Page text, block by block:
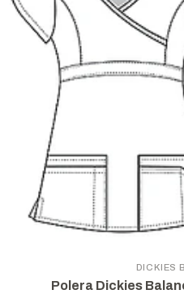
DICKIES
Polera Dickies